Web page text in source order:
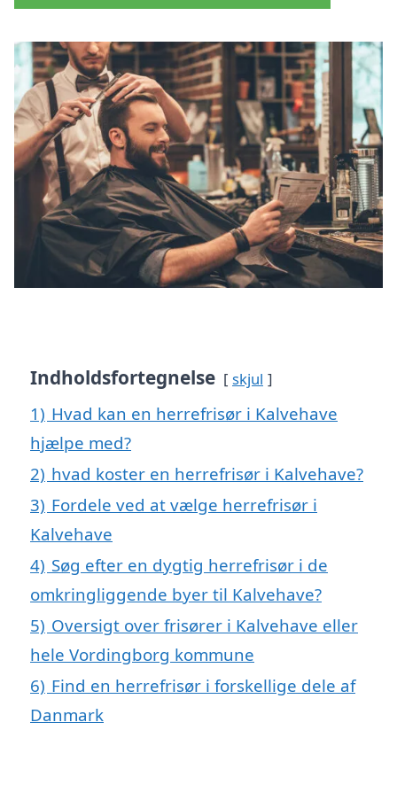
Indholdsfortegnelse skjul
1) Hvad kan en herrefrisør i Kalvehave
hjælpe med?
2) hvad koster en herrefrisør i Kalvehave?
3) Fordele ved at vælge herrefrisør i
Kalvehave
4) Søg efter en dygtig herrefrisør i de
omkringliggende byer til Kalvehave?
5) Oversigt over frisører i Kalvehave eller
hele Vordingborg kommune
6) Find en herrefrisør i forskellige dele af
Danmark